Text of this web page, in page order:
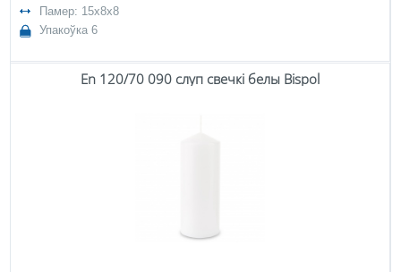
Памер: 15x8x8
Упакоўка 6
En 120/70 090 слуп свечкі белы Bispol